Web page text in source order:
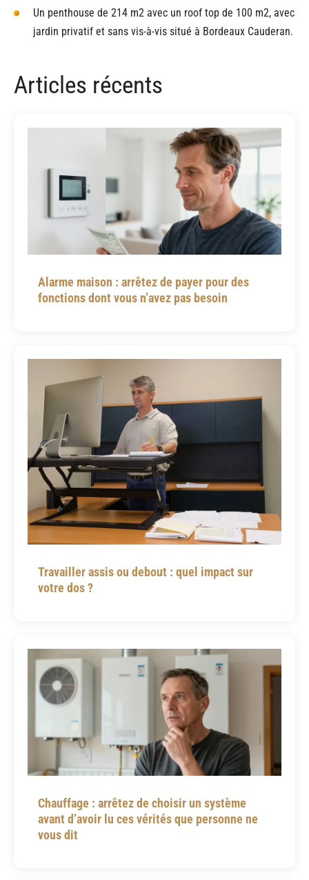
Un penthouse de 214 m2 avec un roof top de 100 m2, avec
jardin privatif et sans vis-à-vis situé à Bordeaux Cauderan.
Articles récents
Alarme maison : arrêtez de payer pour des
fonctions dont vous n’avez pas besoin
Travailler assis ou debout : quel impact sur
votre dos ?
Chauffage : arrêtez de choisir un système
avant d’avoir lu ces vérités que personne ne
vous dit